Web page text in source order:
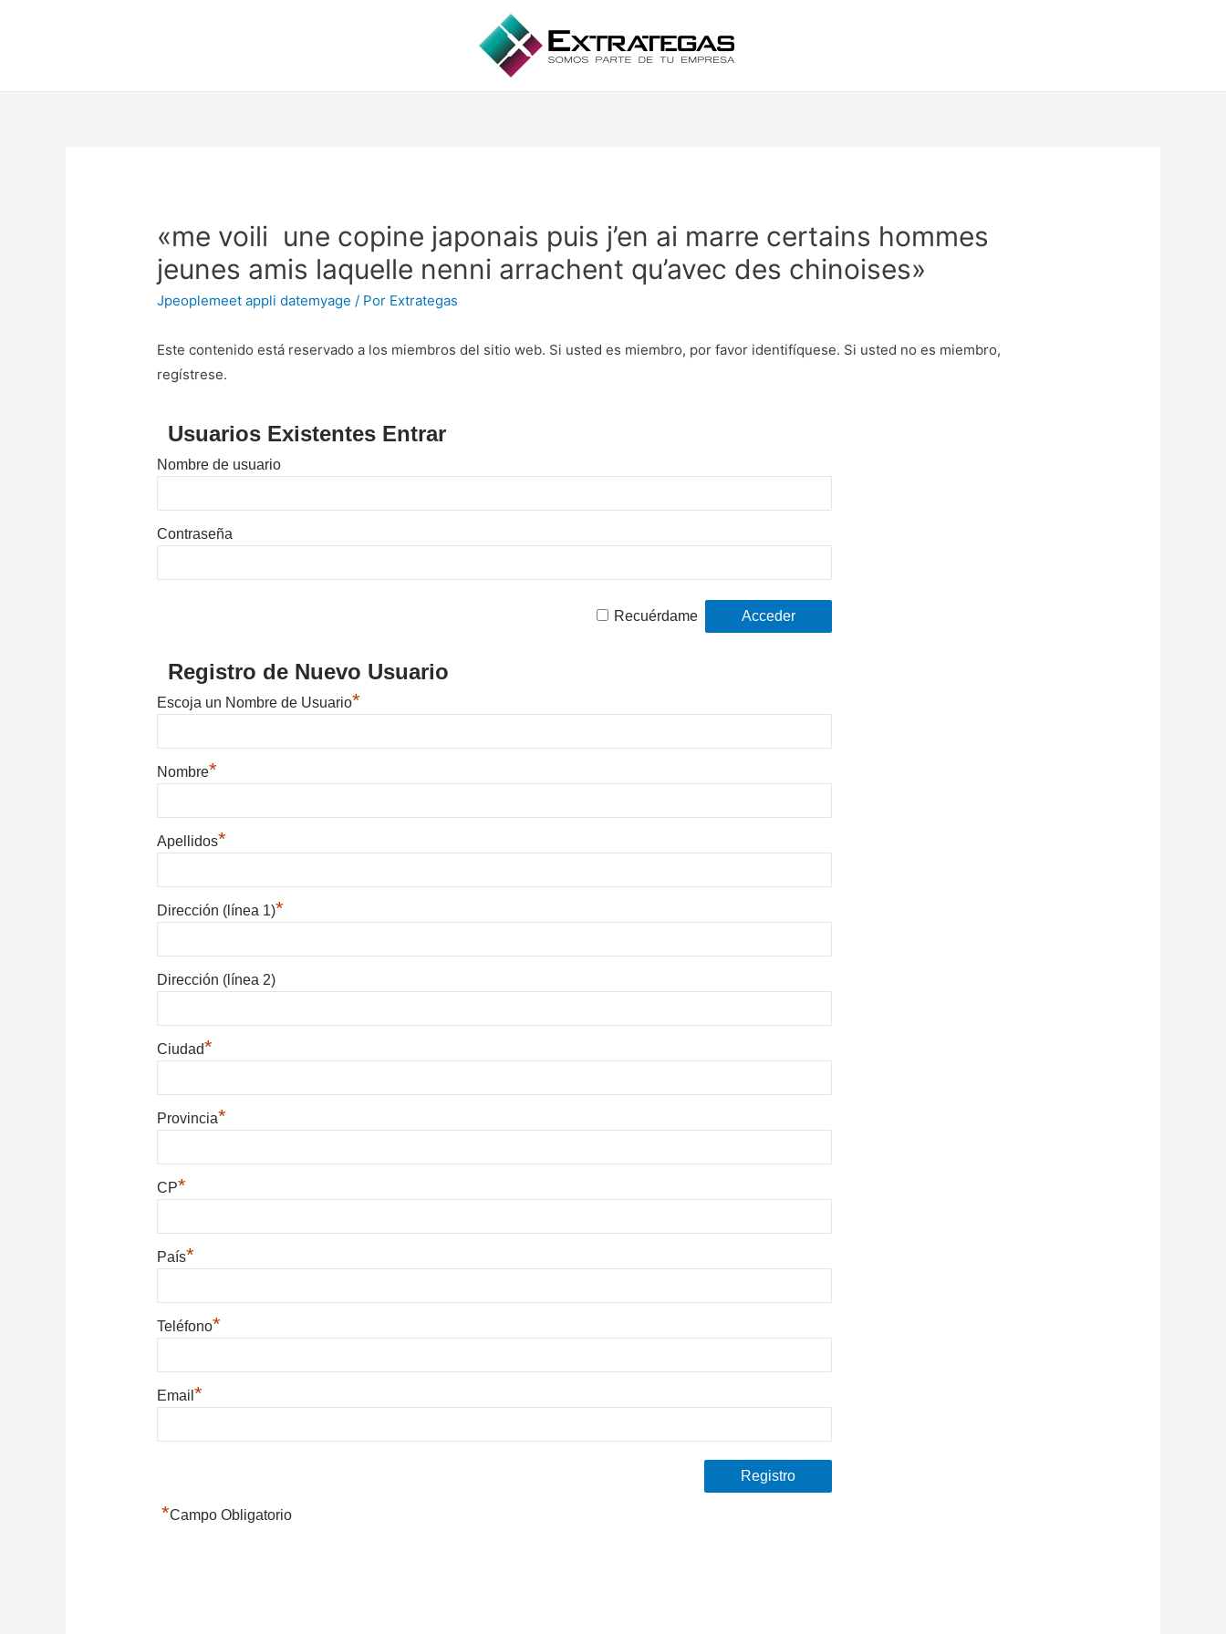
«me voili une copine japonais puis j’en ai marre certains hommes
jeunes amis laquelle nenni arrachent qu’avec des chinoises»
Jpeoplemeet appli datemyage / Por Extrategas
Este contenido está reservado a los miembros del sitio web. Si usted es miembro, por favor identifíquese. Si usted no es miembro,
regístrese.
Usuarios Existentes Entrar
Nombre de usuario
Contraseña
Recuérdame
Registro de Nuevo Usuario
Escoja un Nombre de Usuario*
Nombre*
Apellidos*
Dirección (línea 1)*
Dirección (línea 2)
Ciudad*
Provincia*
CP*
País*
Teléfono*
Email*
*Campo Obligatorio